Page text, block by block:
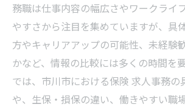
務職は仕事内容の幅広さやワークライ
やすさから注目を集めていますが、具
方やキャリアアップの可能性、未経験
かなど、情報の比較には多くの時間を
では、市川市における保険 求人事務の
や、生保・損保の違い、働きやすい職